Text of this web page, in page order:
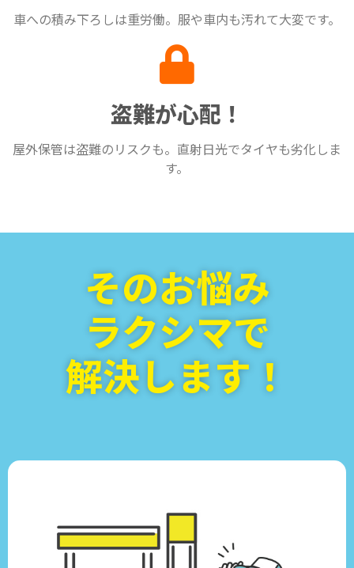
車への積み下ろしは重労働。服や車内も汚れて大変です。
盗難が心配！
屋外保管は盗難のリスクも。直射日光でタイヤも劣化しま
す。
そのお悩み
ラクシマで
解決します！